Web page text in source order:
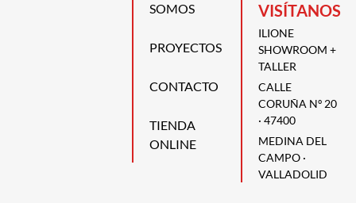
SOMOS
PROYECTOS
CONTACTO
TIENDA
ONLINE
VISÍTANOS
ILIONE
SHOWROOM +
TALLER
CALLE
CORUÑA Nº 20
· 47400
MEDINA DEL
CAMPO ·
VALLADOLID